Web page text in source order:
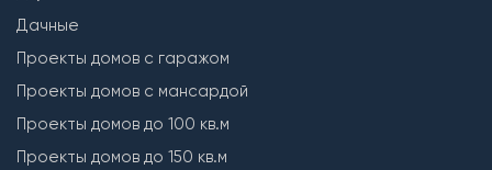
Дачные
Проекты домов с гаражом
Проекты домов с мансардой
Проекты домов до 100 кв.м
Проекты домов до 150 кв.м